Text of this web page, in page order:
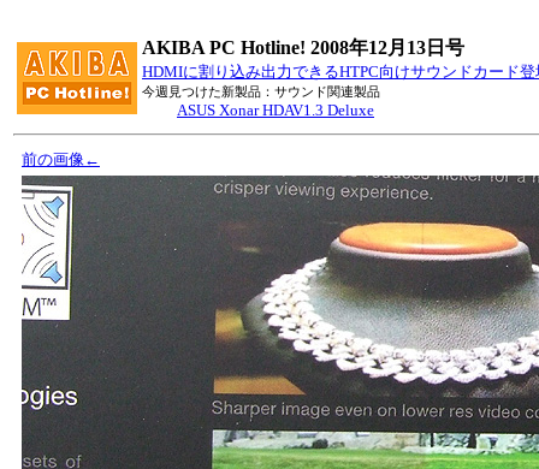
AKIBA PC Hotline! 2008年12月13日号
HDMIに割り込み出力できるHTPC向けサウンドカード
今週見つけた新製品：サウンド関連製品
ASUS Xonar HDAV1.3 Deluxe
前の画像←